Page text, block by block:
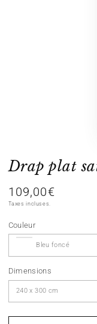
Drap plat
Prix
normal
109,00€
Taxes incluses.
Couleur
Dimensions